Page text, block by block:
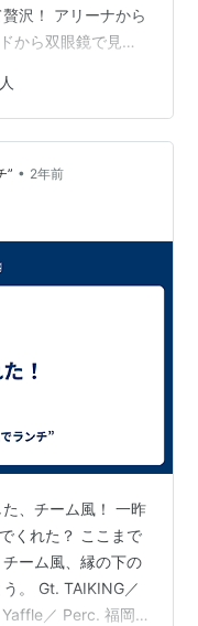
沢！ アリーナから
から双眼鏡で見た
界中で同時に同じ
幸せなことだろ
伝説が生まれちゃう
は、「どーしたら
経験できることを
” • 2年前
、チーム風！ 一昨
くれた？ ここまで
ーム風、縁の下の
。 Gt. TAIKING／
／ Perc. 福岡